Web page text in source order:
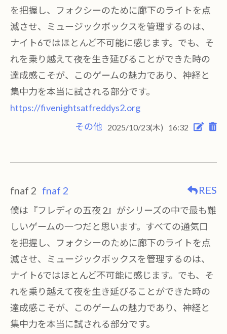
を把握し、フォクシーのために廊下のライトを点
滅させ、ミュージックボックスを管理するのは、
ナイト6ではほとんど不可能に感じます。でも、そ
れを乗り越えて夜を生き延びることができた時の
達成感こそが、このゲームの魅力であり、神経と
集中力を本当に試される部分です。
https://fivenightsatfreddys2.org
その他
2025/10/23(木) 16:32
fnaf 2 fnaf 2 RES
僕は『フレディの五夜 2』がシリーズの中で最も難
しいゲームの一つだと思います。すべての通気口
を把握し、フォクシーのために廊下のライトを点
滅させ、ミュージックボックスを管理するのは、
ナイト6ではほとんど不可能に感じます。でも、そ
れを乗り越えて夜を生き延びることができた時の
達成感こそが、このゲームの魅力であり、神経と
集中力を本当に試される部分です。